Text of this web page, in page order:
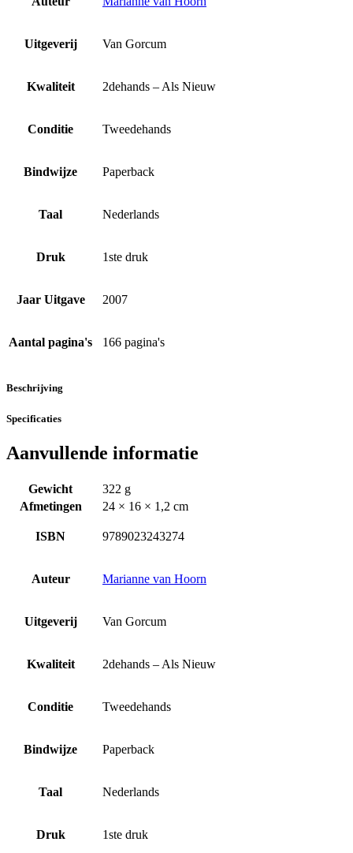
Uitgeverij Van Gorcum
Kwaliteit 2dehands – Als Nieuw
Conditie Tweedehands
Bindwijze Paperback
Taal Nederlands
Druk 1ste druk
Jaar Uitgave 2007
Aantal pagina's 166 pagina's
Beschrijving
Specificaties
Aanvullende informatie
Gewicht
322 g
Afmetingen
24 × 16 × 1,2 cm
ISBN 9789023243274
Auteur Marianne van Hoorn
Uitgeverij Van Gorcum
Kwaliteit 2dehands – Als Nieuw
Conditie Tweedehands
Bindwijze Paperback
Taal Nederlands
Druk 1ste druk